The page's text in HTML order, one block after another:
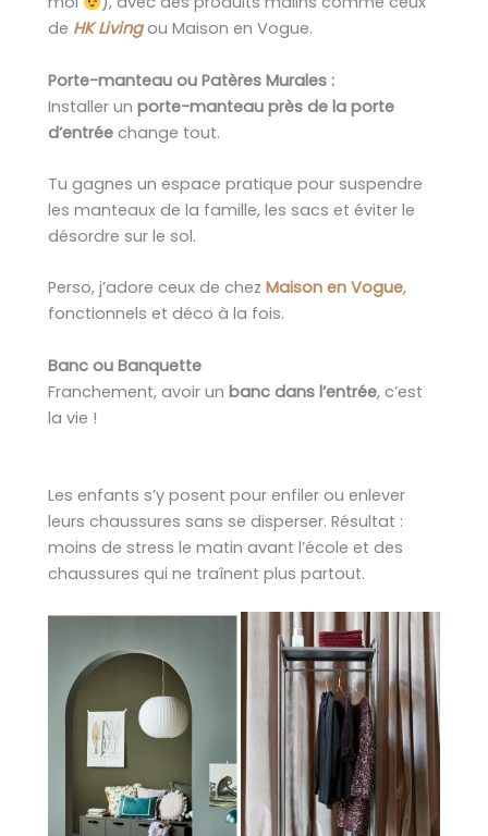
de HK Livingou Maison en Vogue.
Porte-manteau ou Patères Murales :
Installer un porte-manteau près de la porte
d’entrée change tout.
Tu gagnes un espace pratique pour suspendre
les manteaux de la famille, les sacs et éviter le
désordre sur le sol.
Perso, j’adore ceux de chez Maison en Vogue,
fonctionnels et déco à la fois.
Banc ou Banquette
Franchement, avoir un banc dans l’entrée, c’est
la vie !
Les enfants s’y posent pour enfiler ou enlever
leurs chaussures sans se disperser. Résultat :
moins de stress le matin avant l’école et des
chaussures qui ne traînent plus partout.